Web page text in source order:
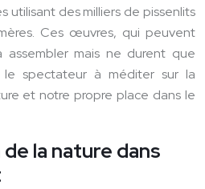
utilisant des milliers de pissenlits
Ces œuvres, qui peuvent
assembler mais ne durent que
le spectateur à méditer sur la
et notre propre place dans le
la nature dans